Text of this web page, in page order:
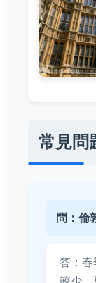
常見問
問：倫
答：